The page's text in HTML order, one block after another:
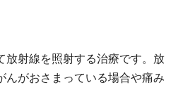
放射線を照射する治療です。放
んがおさまっている場合や痛み